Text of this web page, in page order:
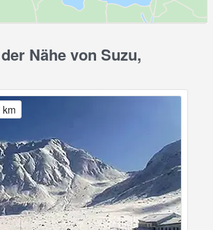
Nähe von Suzu,